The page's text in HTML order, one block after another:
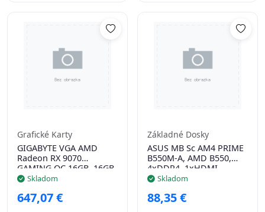
Grafické Karty
GIGABYTE VGA AMD
Radeon RX 9070
GAMING OC 16GB, 16GB
GDDR6, 2xDP, 2xHDMI
Skladom
647,07 €
Základné Dosky
ASUS MB Sc AM4 PRIME
B550M-A, AMD B550,
4xDDR4, 1xHDMI,
1xDVI, 1xVGA, mATX
Skladom
88,35 €